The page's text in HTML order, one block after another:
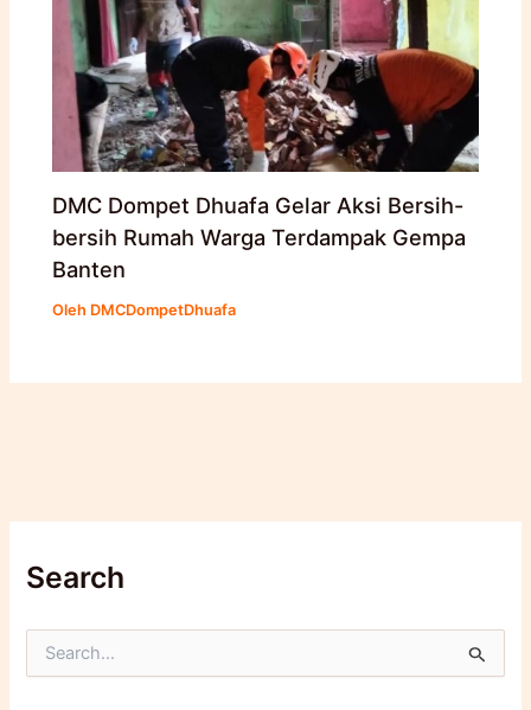
DMC Dompet Dhuafa Gelar Aksi Bersih-
bersih Rumah Warga Terdampak Gempa
Banten
Oleh DMCDompetDhuafa
Search
a